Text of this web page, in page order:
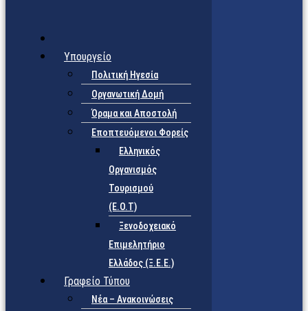
Υπουργείο
Πολιτική Ηγεσία
Οργανωτική Δομή
Όραμα και Αποστολή
Εποπτευόμενοι Φορείς
Eλληνικός
Οργανισμός
Τουρισμού
(Ε.Ο.Τ)
Ξενοδοχειακό
Επιμελητήριο
Ελλάδος (Ξ.Ε.Ε.)
Γραφείο Τύπου
Νέα – Ανακοινώσεις